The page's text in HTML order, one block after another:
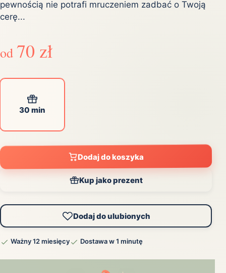
pewnością nie potrafi mruczeniem zadbać o Twoją
cerę...
od 70 zł
30 min
Dodaj do koszyka
Kup jako prezent
Dodaj do ulubionych
Ważny 12 miesięcy Dostawa w 1 minutę